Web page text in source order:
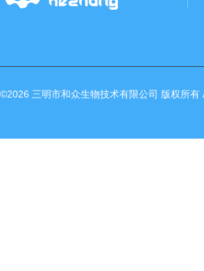
©2026 三明市和众生物技术有限公司 版权所有